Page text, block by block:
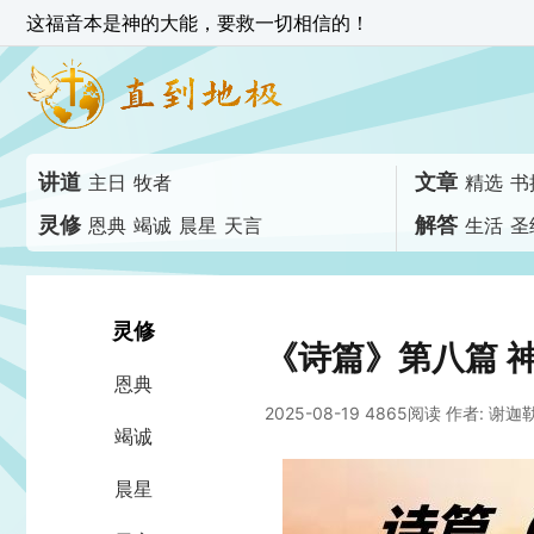
这福音本是神的大能，要救一切相信的！
讲道 主日 牧者 文章 精选 书
灵修 恩典 竭诚 晨星 天言 解答 生活 圣
灵修
恩典
竭诚
晨星
《诗篇》第八篇
2025-08-19 4865阅读 作者: 谢迦